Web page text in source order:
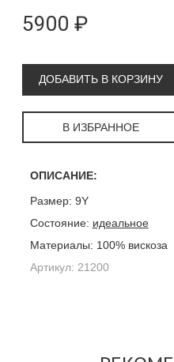
5900 ₽
ДОБАВИТЬ В КОРЗИНУ
В ИЗБРАННОЕ
ОПИСАНИЕ:
Размер: 9Y
Состояние: идеальное
Материалы: 100% вискоза
Артикул: 21200